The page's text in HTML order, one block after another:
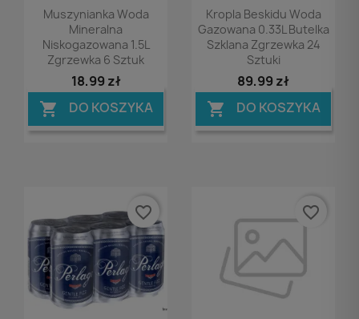
Podgląd
Muszynianka Woda
Mineralna
Niskogazowana 1.5L
Zgrzewka 6 Sztuk
18,99 zł
 DO KOSZYKA
Podgląd
Kropla Beskidu Woda
Gazowana 0.33L Butelka
Szklana Zgrzewka 24
Sztuki
89,99 zł
 DO KOSZYKA
favorite_border favorite_border